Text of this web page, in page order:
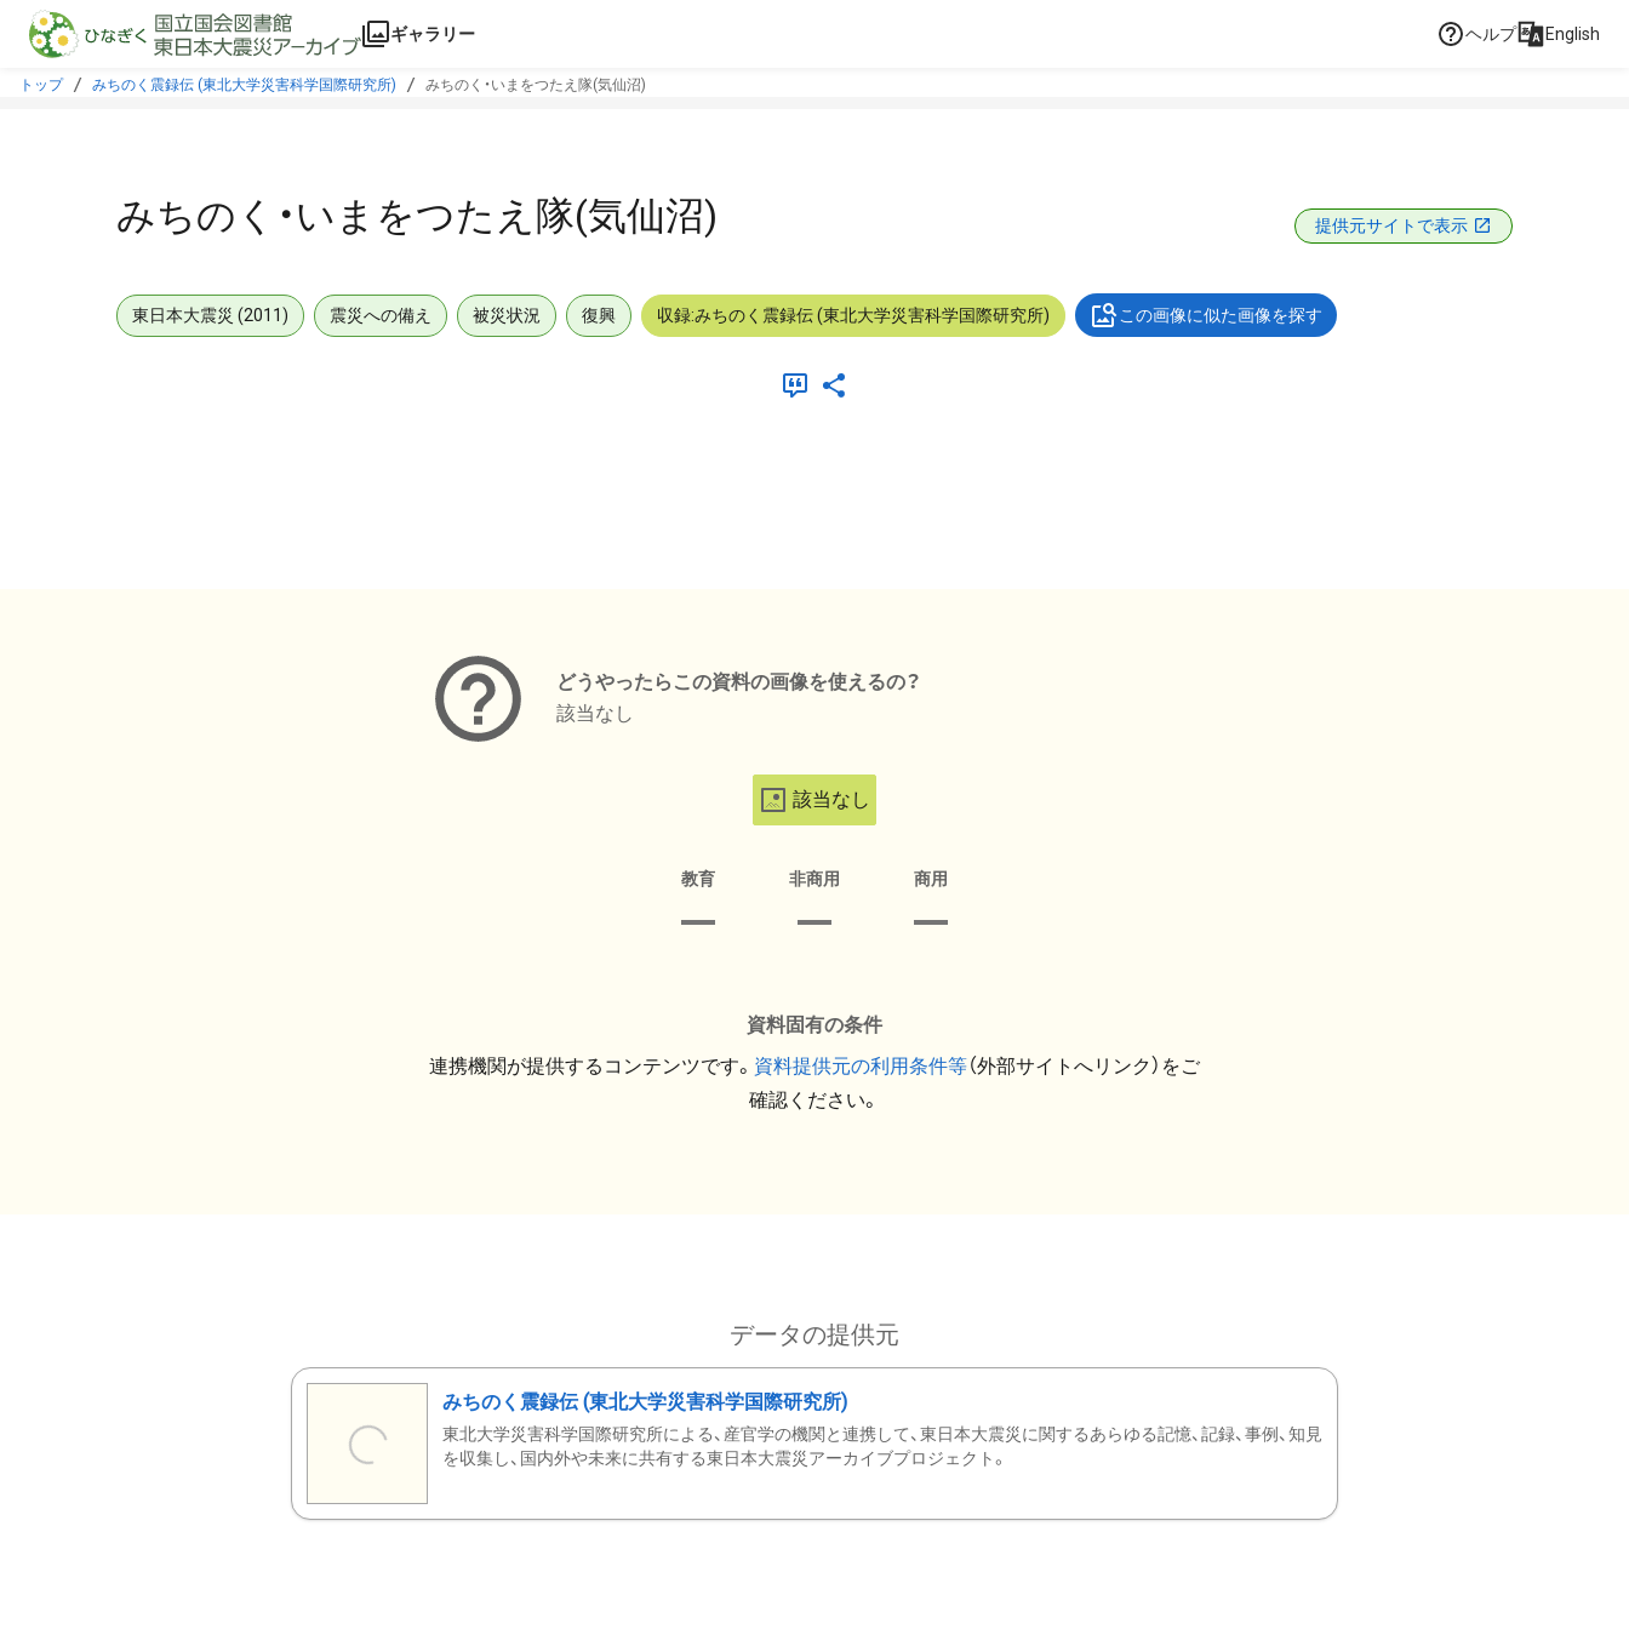
本文に飛ぶ
ギャラリー ヘルプ English
トップ みちのく震録伝 (東北大学災害科学国際研究所) みちのく・いまをつたえ隊(気仙沼)
みちのく・いまをつたえ隊(気仙沼) 提供元サイトで表示
東日本大震災 (2011) 震災への備え 被災状況 復興 収録:みちのく震録伝 (東北大学災害科学国際研究所) この画像に似た画像を探す
どうやったらこの資料の画像を使えるの？
該当なし
該当なし
教育 非商用 商用
資料固有の条件
連携機関が提供するコンテンツです。 資料提供元の利用条件等（外部サイトへリンク）をご
確認ください。
データの提供元
みちのく震録伝 (東北大学災害科学国際研究所)
東北大学災害科学国際研究所による、産官学の機関と連携して、東日本大震災に関するあらゆる記憶、記録、事例、知見
を収集し、国内外や未来に共有する東日本大震災アーカイブプロジェクト。